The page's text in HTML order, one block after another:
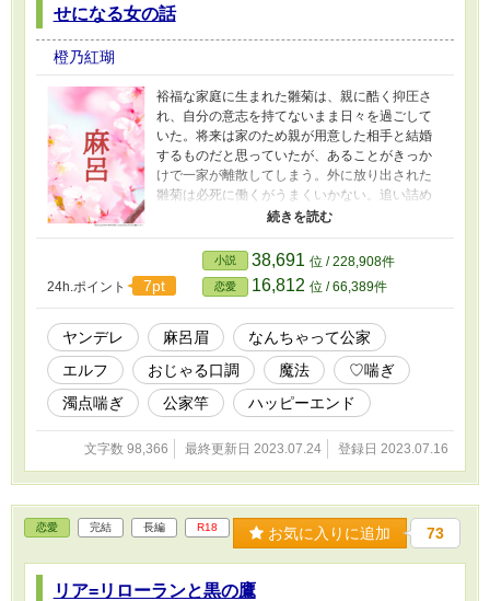
せになる女の話
橙乃紅瑚
裕福な家庭に生まれた雛菊は、親に酷く抑圧さ
れ、自分の意志を持てないまま日々を過ごして
いた。将来は家のため親が用意した相手と結婚
するものだと思っていたが、あることがきっか
けで一家が離散してしまう。外に放り出された
雛菊は必死に働くがうまくいかない。追い詰め
られた彼女は、訪れた者を幸せにしてくれると
ちてしまう。死を覚悟した雛菊だが、目を覚ま
すと驚くほど美しい「麻呂」に抱かれていた。
ちょっと変わったおじゃる口調のヤンデレエル
フと、ちょっと変わった姫カットお嬢様のハー
ト飛び散るラブストーリー。 ※不定期更新でお
じゃる。 ※えっちな回には「♥」をつけているで
おじゃる。 ※この作品は他サイトにも掲載して
いるでおじゃる。 ※表紙画像は「かんたん表紙
メーカー」様にて作成したでおじゃる。
24h.ポイント 7pt
小説 38,691 位 / 228,908件
恋愛 16,812 位 / 66,389件
ヤンデレ 麻呂眉
なんちゃって公家
エルフ
おじゃる口調 魔法
♡喘ぎ
濁点喘ぎ
公家竿 ハッピーエンド
文字数 98,366 最終更新日 2023.07.24 登録日 2023.07.16
恋愛 完結 長編 R18 お気に入りに追加 73
リア=リローランと黒の鷹